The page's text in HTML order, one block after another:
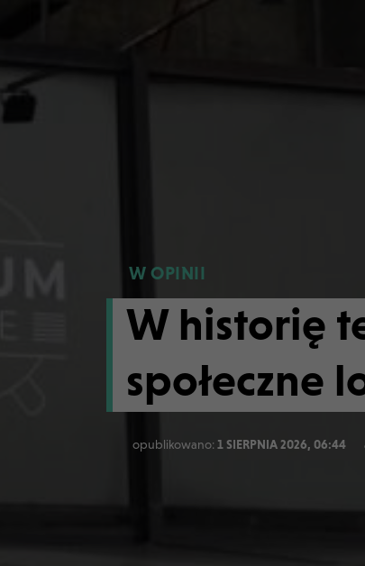
W OPINII
W historię
społeczne
opublikowano: 1 SIERPNIA 2026, 06:44